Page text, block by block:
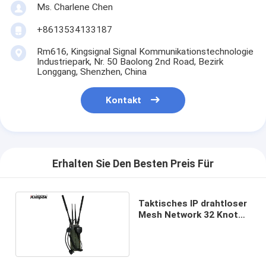
Ms. Charlene Chen
+8613534133187
Rm616, Kingsignal Signal Kommunikationstechnologie
Industriepark, Nr. 50 Baolong 2nd Road, Bezirk
Longgang, Shenzhen, China
Kontakt
Erhalten Sie Den Besten Preis Für
Taktisches IP drahtloser
Mesh Network 32 Knoten